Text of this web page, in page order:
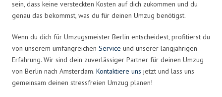
sein, dass keine versteckten Kosten auf dich zukommen und du
genau das bekommst, was du für deinen Umzug benötigst.
Wenn du dich für Umzugsmeister Berlin entscheidest, profitierst du
von unserem umfangreichen Service und unserer langjährigen
Erfahrung. Wir sind dein zuverlässiger Partner für deinen Umzug
von Berlin nach Amsterdam. Kontaktiere uns jetzt und lass uns
gemeinsam deinen stressfreien Umzug planen!